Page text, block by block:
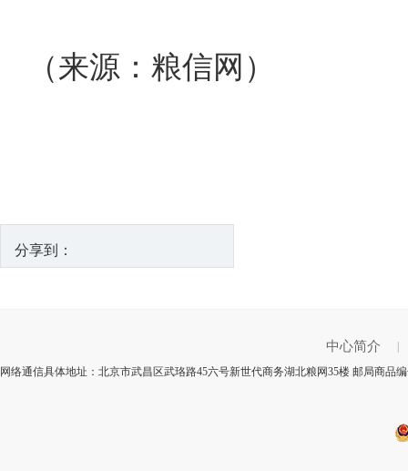
（来源：粮信网）
分享到：
中心简介
网络通信具体地址：北京市武昌区武珞路45六号新世代商务湖北粮网35楼 邮局商品